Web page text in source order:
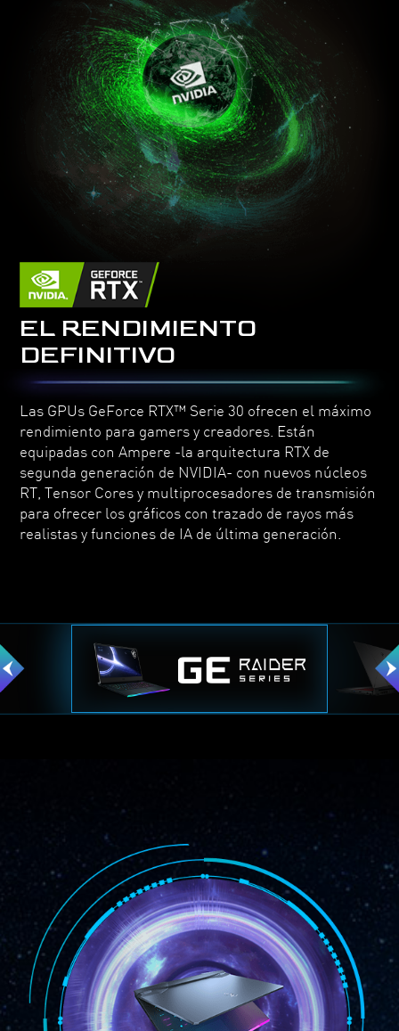
EL RENDIMIENTO
DEFINITIVO
Las GPUs GeForce RTX™ Serie 30 ofrecen el máximo
rendimiento para gamers y creadores. Están
equipadas con Ampere -la arquitectura RTX de
segunda generación de NVIDIA- con nuevos núcleos
RT, Tensor Cores y multiprocesadores de transmisión
para ofrecer los gráficos con trazado de rayos más
realistas y funciones de IA de última generación.